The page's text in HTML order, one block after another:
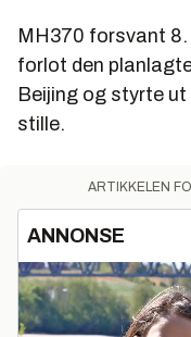
MH370 forsvant
forlot den
Beijing og styrte
stille.
ARTIKKELEN
ANNONSE